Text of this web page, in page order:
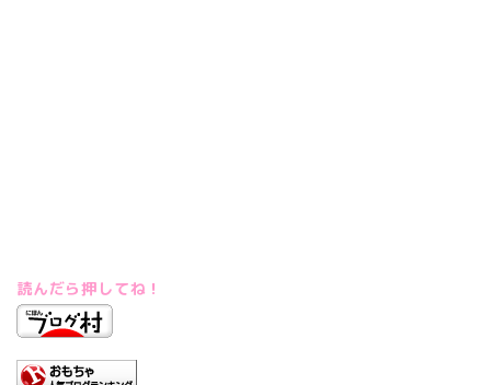
読んだら押してね！